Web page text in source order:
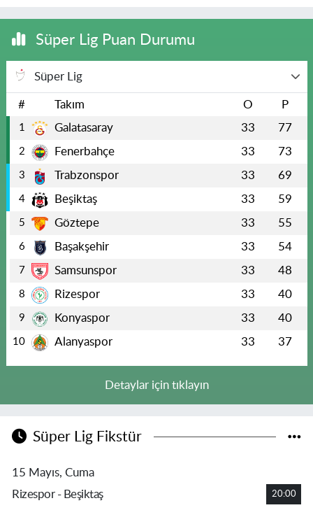
Süper Lig Puan Durumu
Süper Lig
# Takım O P
1 Galatasaray 33 77
2 Fenerbahçe 33 73
3 Trabzonspor 33 69
4 Beşiktaş 33 59
5 Göztepe 33 55
6 Başakşehir 33 54
7 Samsunspor 33 48
8 Rizespor 33 40
9 Konyaspor 33 40
10 Alanyaspor 33 37
Detaylar için tıklayın
Süper Lig Fikstür
15 Mayıs, Cuma
Rizespor - Beşiktaş
20:00